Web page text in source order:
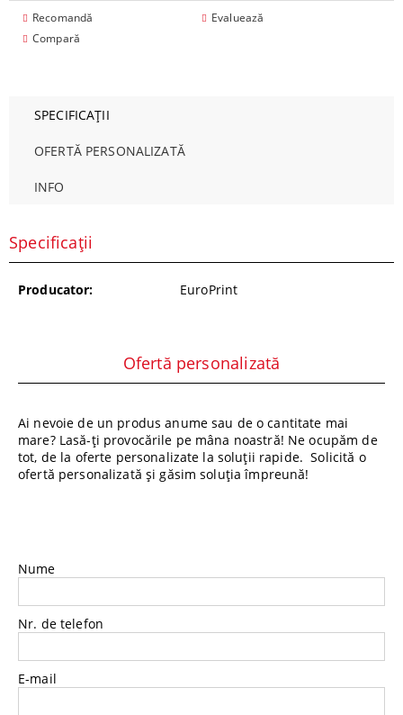
Recomandă
Evaluează
Compară
SPECIFICAȚII
OFERTĂ PERSONALIZATĂ
INFO
Specificații
Producator: EuroPrint
Ofertă personalizată
Ai nevoie de un produs anume sau de o cantitate mai
mare? Lasă-ți provocările pe mâna noastră! Ne ocupăm de
tot, de la oferte personalizate la soluții rapide. Solicită o
ofertă personalizată și găsim soluția împreună!
Nume
Nr. de telefon
E-mail